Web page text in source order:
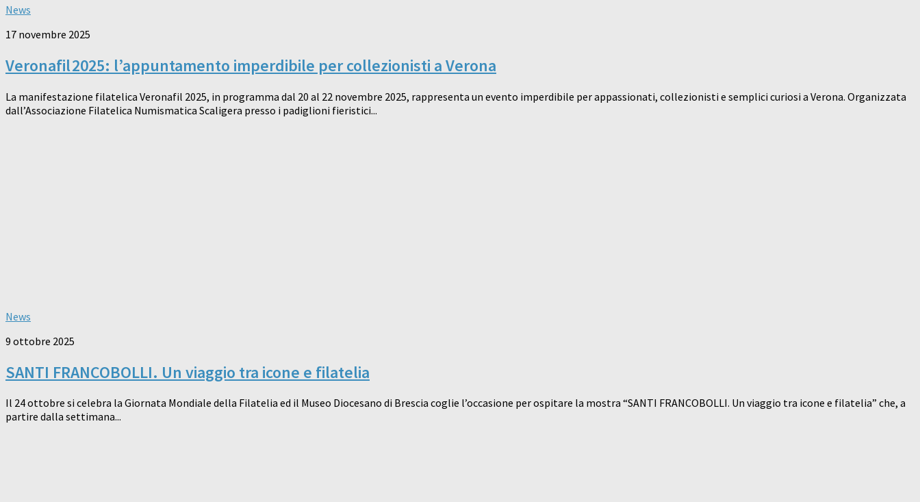
News
17 novembre 2025
Veronafil 2025: l’appuntamento imperdibile per collezionisti a Verona
La manifestazione filatelica Veronafil 2025, in programma dal 20 al 22 novembre 2025, rappresenta un evento imperdibile per appassionati, collezionisti e semplici curiosi a Verona. Organizzata
dall’Associazione Filatelica Numismatica Scaligera presso i padiglioni fieristici...
News
9 ottobre 2025
SANTI FRANCOBOLLI. Un viaggio tra icone e filatelia
Il 24 ottobre si celebra la Giornata Mondiale della Filatelia ed il Museo Diocesano di Brescia coglie l’occasione per ospitare la mostra “SANTI FRANCOBOLLI. Un viaggio tra icone e filatelia” che, a
partire dalla settimana...